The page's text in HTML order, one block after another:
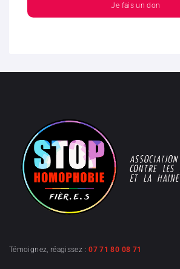
Je fais un don
Témoignez, réagissez :07 71 80 08 71